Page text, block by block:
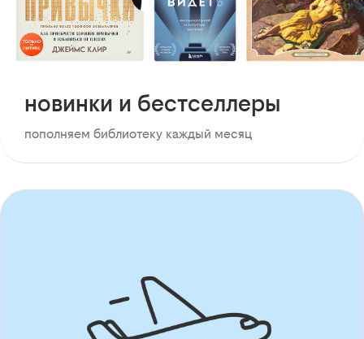
новинки и бестселлеры
пополняем библиотеку каждый месяц